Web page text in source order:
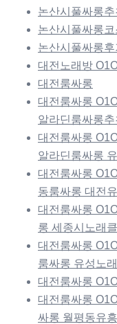
논산시풀싸롱추
논산시풀싸롱코
논산시풀싸롱후
대전노래방
대전룸싸롱
대전룸싸롱
알라딘룸싸롱
대전룸싸롱
알라딘룸싸롱
대전룸싸롱
동룸싸롱 대전
대전룸싸롱
롱 세종시노래
대전룸싸롱
룸싸롱 유성노
대전룸싸롱
대전룸싸롱
싸롱 월평동유